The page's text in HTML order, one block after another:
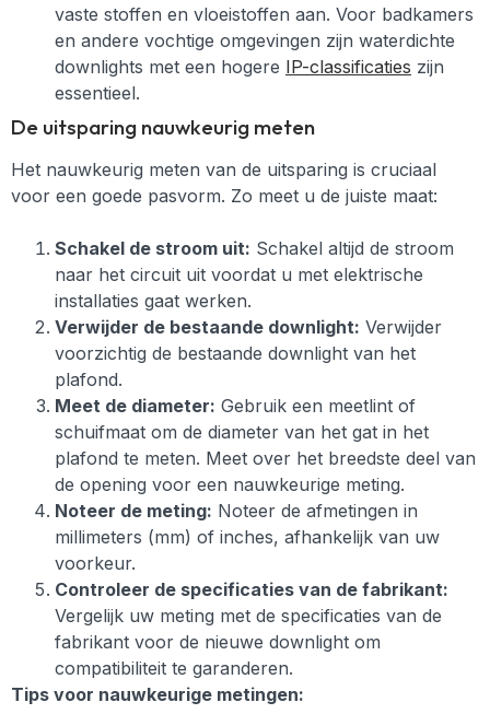
vaste stoffen en vloeistoffen aan. Voor badkamers
en andere vochtige omgevingen zijn waterdichte
downlights met een hogere IP-classificaties zijn
essentieel.
De uitsparing nauwkeurig meten
Het nauwkeurig meten van de uitsparing is cruciaal
voor een goede pasvorm. Zo meet u de juiste maat:
Schakel de stroom uit: Schakel altijd de stroom
naar het circuit uit voordat u met elektrische
installaties gaat werken.
Verwijder de bestaande downlight: Verwijder
voorzichtig de bestaande downlight van het
plafond.
Meet de diameter: Gebruik een meetlint of
schuifmaat om de diameter van het gat in het
plafond te meten. Meet over het breedste deel van
de opening voor een nauwkeurige meting.
Noteer de meting: Noteer de afmetingen in
millimeters (mm) of inches, afhankelijk van uw
voorkeur.
Controleer de specificaties van de fabrikant:
Vergelijk uw meting met de specificaties van de
fabrikant voor de nieuwe downlight om
compatibiliteit te garanderen.
Tips voor nauwkeurige metingen: